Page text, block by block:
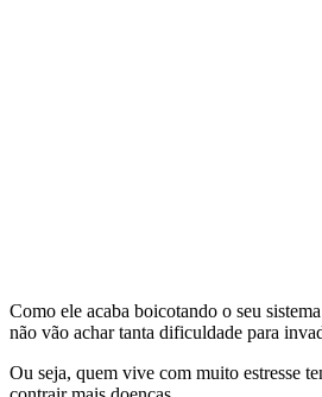
Como ele acaba boicotando o seu
não vão achar tanta dificuldade para
Ou seja, quem vive com muito estresse